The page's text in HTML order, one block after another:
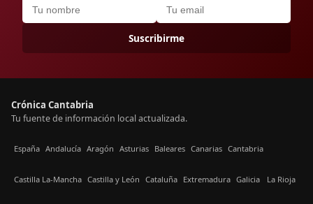
Suscribirme
Crónica Cantabria
Tu fuente de información local actualizada.
España Andalucía Aragón Asturias Baleares Canarias Cantabria
Castilla La-Mancha Castilla y León Cataluña Extremadura Galicia La Rioja